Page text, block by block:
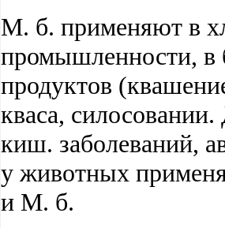
М. б. применяют в
промышленности, в
продуктов
кваса,
киш. заболеваний,
у животных
и М. б.